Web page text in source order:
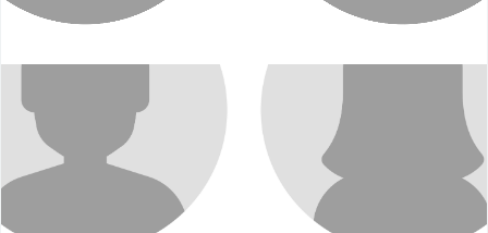
Julien PERRIN
Conseiller municipal
Membre de la commission Urbanisme, Construction,
Travaux, Entretien des Bâtiments Communaux